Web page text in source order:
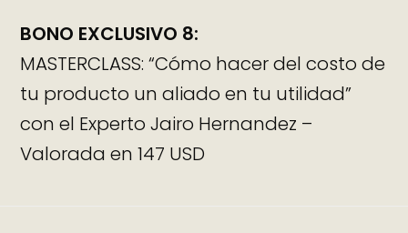
BONO EXCLUSIVO 8:
MASTERCLASS: “Cómo hacer del costo de
tu producto un aliado en tu utilidad”
con el Experto Jairo Hernandez –
Valorada en 147 USD